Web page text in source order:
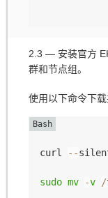
2.3 — 安装官方
群和节点组。
使用以下命令下载
curl --
sudo mv -v /